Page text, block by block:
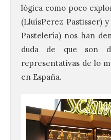
lógica como poco
(LluísPerez Pastisser)
Pastelería) nos han
duda de que son
representativas de lo
en España.